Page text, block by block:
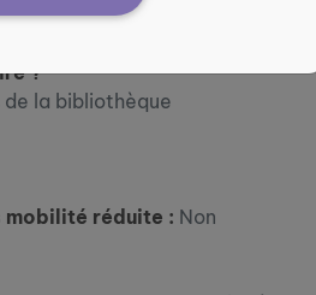
GERY - VERS
?
de la bibliothèque
mobilité réduite : Non